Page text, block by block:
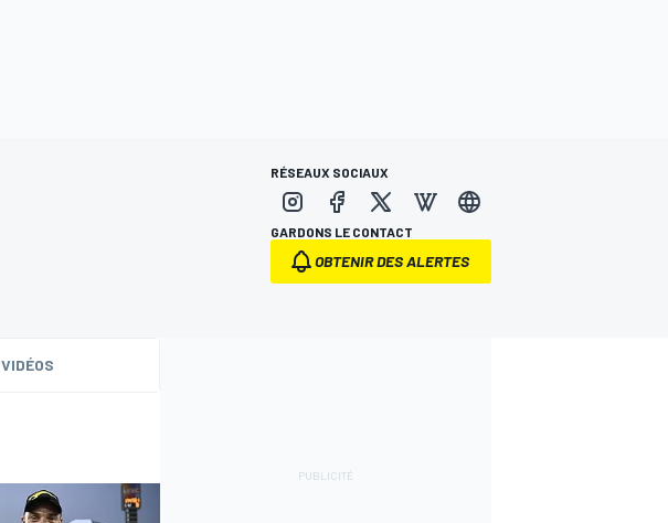
RÉSEAUX SOCIAUX
GARDONS LE CONTACT
OBTENIR DES ALERTES
VIDÉOS